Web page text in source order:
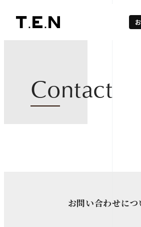
T.E.N
Contact
お問い合わせにつ